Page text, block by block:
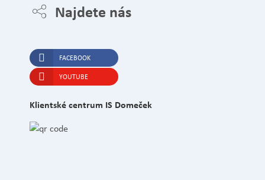
Najdete nás
FACEBOOK
YOUTUBE
Klientské centrum IS Domeček